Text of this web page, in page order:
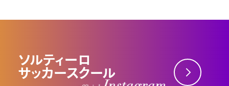
ソルティーロ
サッカースクール